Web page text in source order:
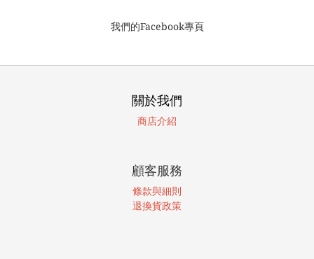
我們的Facebook專頁
關於我們
商店介紹
顧客服務
條款與細則
退換貨政策